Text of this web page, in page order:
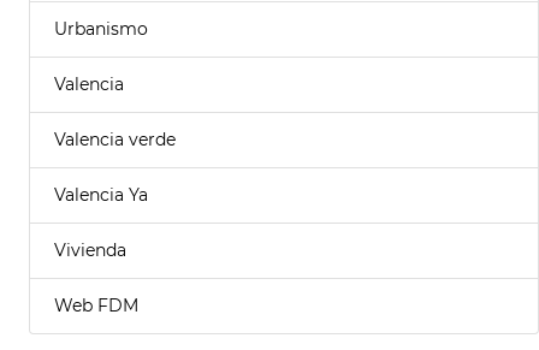
Urbanismo
Valencia
Valencia verde
Valencia Ya
Vivienda
Web FDM